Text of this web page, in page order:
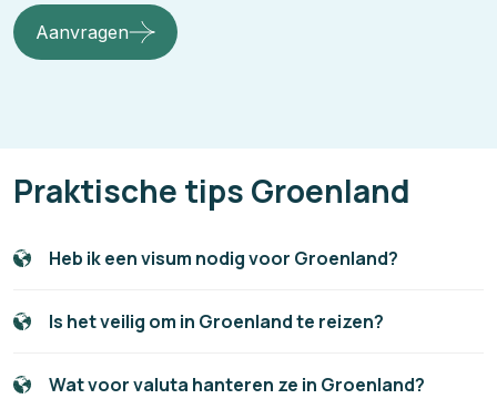
Aanvragen
Praktische tips Groenland
Heb ik een visum nodig voor Groenland?
Is het veilig om in Groenland te reizen?
Wat voor valuta hanteren ze in Groenland?